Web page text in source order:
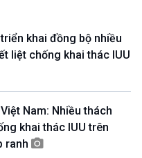
khai đồng bộ nhiều
liệt chống khai thác IUU
Nam: Nhiều thách
khai thác IUU trên
ranh